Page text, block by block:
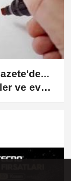
ve evde